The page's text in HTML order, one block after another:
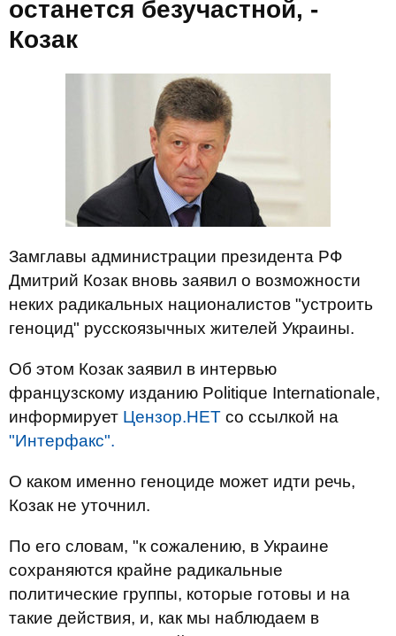
останется безучастной, -
Козак
Замглавы администрации президента РФ
Дмитрий Козак вновь заявил о возможности
неких радикальных националистов "устроить
геноцид" русскоязычных жителей Украины.
Об этом Козак заявил в интервью
французскому изданию Politique Internationale,
информирует Цензор.НЕТ со ссылкой на
"Интерфакс".
О каком именно геноциде может идти речь,
Козак не уточнил.
По его словам, "к сожалению, в Украине
сохраняются крайне радикальные
политические группы, которые готовы и на
такие действия, и, как мы наблюдаем в